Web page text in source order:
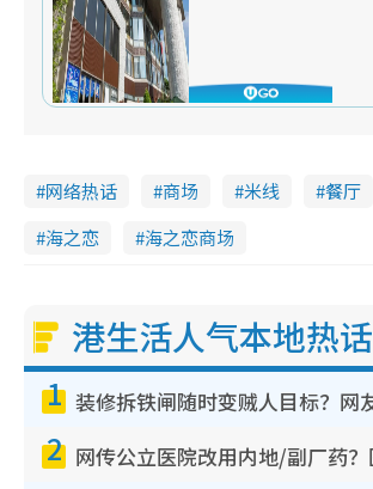
网络热话 商场 米线 餐厅
海之恋
海之恋商场
港生活人气本地热话
1
2